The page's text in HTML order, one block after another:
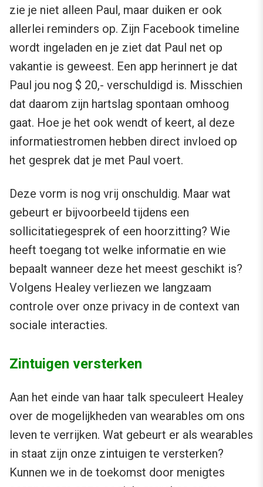
zie je niet alleen Paul, maar duiken er ook
allerlei reminders op. Zijn Facebook timeline
wordt ingeladen en je ziet dat Paul net op
vakantie is geweest. Een app herinnert je dat
Paul jou nog $ 20,- verschuldigd is. Misschien
dat daarom zijn hartslag spontaan omhoog
gaat. Hoe je het ook wendt of keert, al deze
informatiestromen hebben direct invloed op
het gesprek dat je met Paul voert.
Deze vorm is nog vrij onschuldig. Maar wat
gebeurt er bijvoorbeeld tijdens een
sollicitatiegesprek of een hoorzitting? Wie
heeft toegang tot welke informatie en wie
bepaalt wanneer deze het meest geschikt is?
Volgens Healey verliezen we langzaam
controle over onze privacy in de context van
sociale interacties.
Zintuigen versterken
Aan het einde van haar talk speculeert Healey
over de mogelijkheden van wearables om ons
leven te verrijken. Wat gebeurt er als wearables
in staat zijn onze zintuigen te versterken?
Kunnen we in de toekomst door menigtes